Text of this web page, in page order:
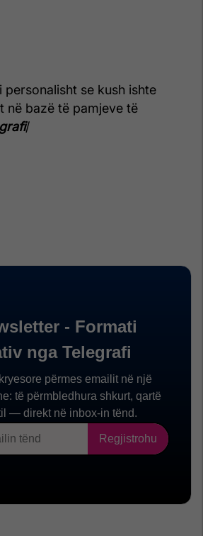
personalisht se kush ishte
në bazë të pamjeve të
/